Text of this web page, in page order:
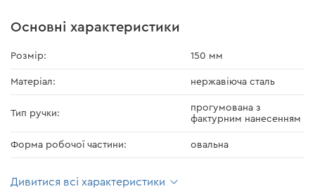
Основні характеристики
Розмір: 150 мм
Матеріал: нержавіюча сталь
Тип ручки:
прогумована з
фактурним нанесенням
Форма робочої частини: овальна
Дивитися всі характеристики